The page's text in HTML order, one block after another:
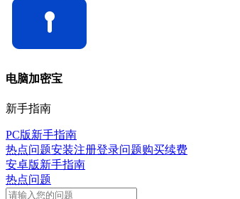
电脑加密宝
新手指南
PC版新手指南
热点问题安装注册登录问题购买续费
安卓版新手指南
热点问题